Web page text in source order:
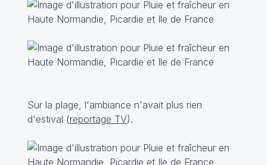
Sur la plage, l'ambiance n'avait plus rien
d'estival (reportage TV).